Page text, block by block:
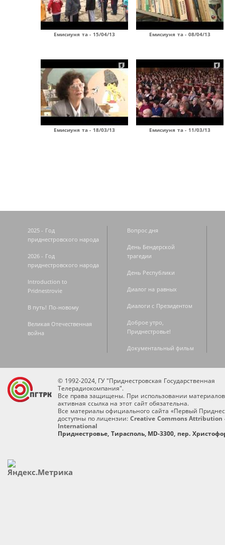
Емисиуня та - 15/04/13 Емисиуня та - 08/04/13
Емисиуня та - 18/03/13 Емисиуня та - 11/03/13
2025 - Год
приднестровского народа
2026 - Год
приднестровского народа
Introduction to
Pridnestrovie
В путь! По-новому
Великая Отечественная
война
Вопрос дня
День Бендерской
трагедии
День Республики
Диалог на равных
Диалоги с Президентом
Доброе утро,
Приднестровье!
Документальный фильм
© 1992-2024, ГУ "Приднестровская Государственная
Телерадиокомпания".
Все права защищены. При использовании
активная ссылка на этот сайт обязательна.
Все материалы официального сайта «Первый
доступны по лицензии: Creative Commons Attribution
International
Приднестровье, Тирасполь, MD-3300, пер.